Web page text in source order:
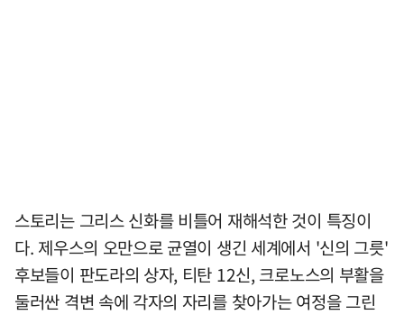
스토리는 그리스 신화를 비틀어 재해석한 것이 특징이
다. 제우스의 오만으로 균열이 생긴 세계에서 '신의 그릇'
후보들이 판도라의 상자, 티탄 12신, 크로노스의 부활을
둘러싼 격변 속에 각자의 자리를 찾아가는 여정을 그린